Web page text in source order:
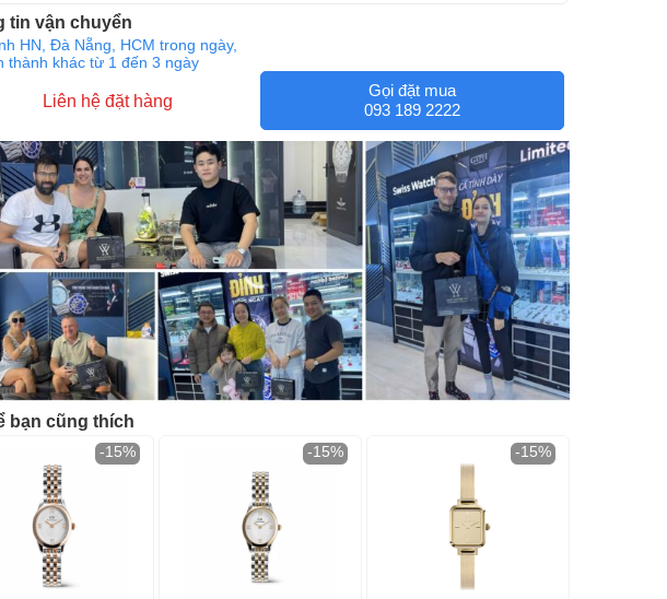
tin vận chuyển
HN, Đà Nẵng, HCM trong ngày,
thành khác từ 1 đến 3 ngày
Liên hệ đặt hàng
Gọi đặt mua
093 189 2222
bạn cũng thích
-15% -15% -15%